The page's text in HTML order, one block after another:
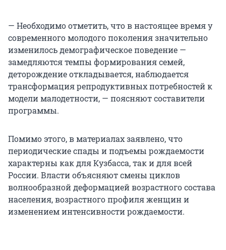
— Необходимо отметить, что в настоящее время у
современного молодого поколения значительно
изменилось демографическое поведение —
замедляются темпы формирования семей,
деторождение откладывается, наблюдается
трансформация репродуктивных потребностей к
модели малодетности, — поясняют составители
программы.
Помимо этого, в материалах заявлено, что
периодические спады и подъемы рождаемости
характерны как для Кузбасса, так и для всей
России. Власти объясняют смены циклов
волнообразной деформацией возрастного состава
населения, возрастного профиля женщин и
изменением интенсивности рождаемости.